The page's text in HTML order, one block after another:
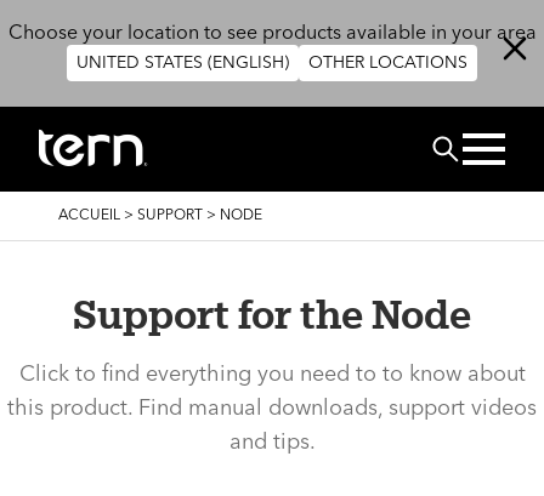
Choose your location to see products available in your area
UNITED STATES (ENGLISH) OTHER LOCATIONS
Rechercher
FIL
ACCUEIL > SUPPORT > NODE
Support for the Node
Click to find everything you need to to know about
this product. Find manual downloads, support videos
and tips.